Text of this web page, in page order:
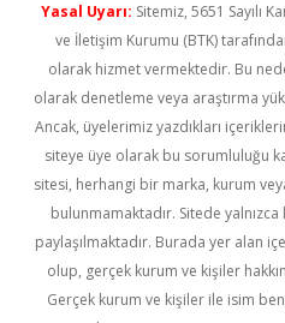
Yasal Uyarı: Sitemiz, 5651 Sayılı
ve İletişim Kurumu (BTK)
olarak hizmet vermektedir. Bu
olarak denetleme veya araştırma
Ancak, üyelerimiz yazdıkları
siteye üye olarak bu sorumluluğu
sitesi, herhangi bir marka, kurum
bulunmamaktadır. Sitede yalnızca
paylaşılmaktadır. Burada yer alan
olup, gerçek kurum ve kişiler
Gerçek kurum ve kişiler ile isim